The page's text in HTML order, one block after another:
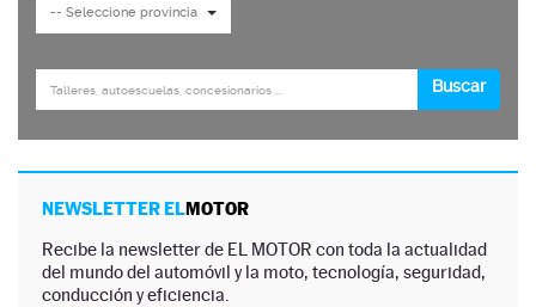
NEWSLETTER ELMOTOR
Recibe la newsletter de EL MOTOR con toda la actualidad
del mundo del automóvil y la moto, tecnología, seguridad,
conducción y eficiencia.